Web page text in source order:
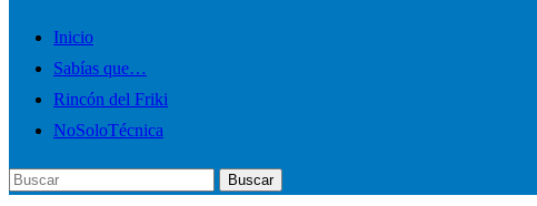
Inicio
Sabías que…
Rincón del Friki
NoSoloTécnica
Buscar: Buscar